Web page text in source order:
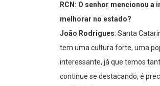
RCN: O senhor mencionou
melhorar no estado?
João Rodrigues: Santa
tem uma cultura forte, uma
interessante, já que temos
continue se destacando, é